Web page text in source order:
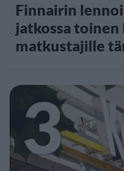
Finnairin
jatkossa
matkustajille
3